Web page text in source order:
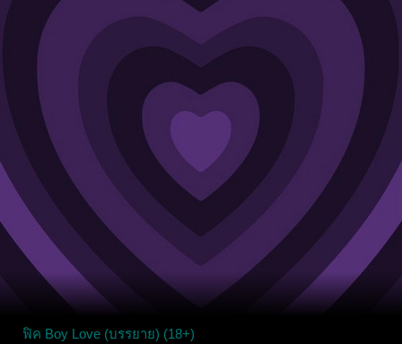
ฟิค Boy Love (บรรยาย) (18+)